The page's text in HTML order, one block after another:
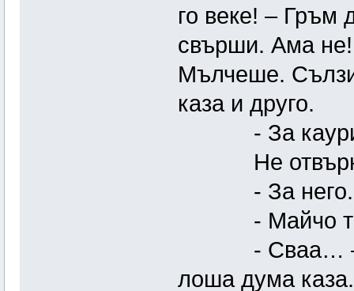
го веке! – Гръм
свърши. Ама
Мълчеше.
каза и друго.
- За каурин
Не отвърна
- За него.
- Майчо
- Сваа… –
лоша дума